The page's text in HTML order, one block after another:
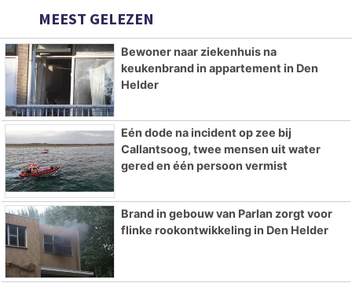
MEEST GELEZEN
Bewoner naar ziekenhuis na
keukenbrand in appartement in Den
Helder
Eén dode na incident op zee bij
Callantsoog, twee mensen uit water
gered en één persoon vermist
Brand in gebouw van Parlan zorgt voor
flinke rookontwikkeling in Den Helder